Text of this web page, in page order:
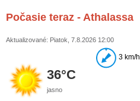
Počasie teraz - Athalassa
Aktualizované: Piatok, 7.8.2026 12:00
36°C
jasno
3 km/h